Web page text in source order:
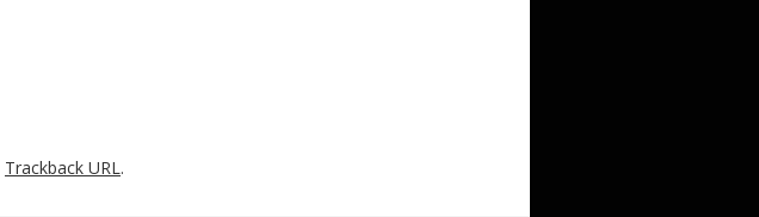
Trackback URL.